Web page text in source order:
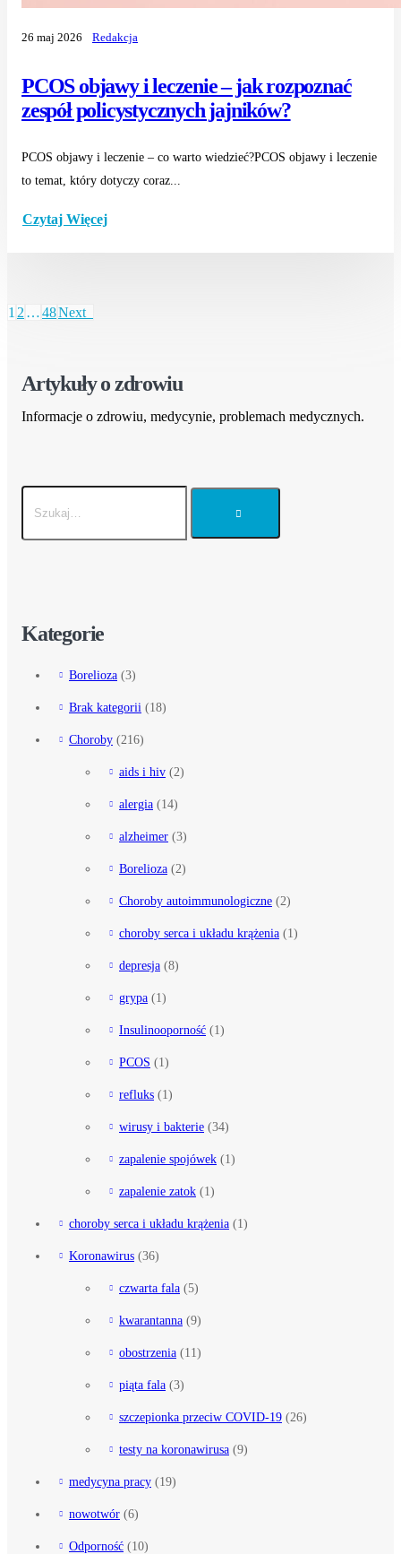
PCOS objawy i leczenie – jak rozpoznać
zespół policystycznych jajników?
26 maj 2026 Redakcja
PCOS objawy i leczenie – co warto wiedzieć?PCOS objawy i leczenie
to temat, który dotyczy coraz...
Czytaj Więcej
12…48Next
Artykuły o zdrowiu
Informacje o zdrowiu, medycynie, problemach medycznych.
Kategorie
Borelioza (3)
Brak kategorii (18)
Choroby (216)
aids i hiv (2)
alergia (14)
alzheimer (3)
Borelioza (2)
Choroby autoimmunologiczne (2)
choroby serca i układu krążenia (1)
depresja (8)
grypa (1)
Insulinooporność (1)
PCOS (1)
refluks (1)
wirusy i bakterie (34)
zapalenie spojówek (1)
zapalenie zatok (1)
choroby serca i układu krążenia (1)
Koronawirus (36)
czwarta fala (5)
kwarantanna (9)
obostrzenia (11)
piąta fala (3)
szczepionka przeciw COVID-19 (26)
testy na koronawirusa (9)
medycyna pracy (19)
nowotwór (6)
Odporność (10)